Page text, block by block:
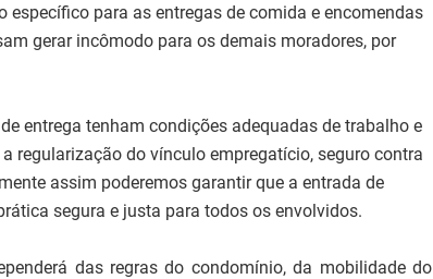
específico para as entregas de comida e encomendas
gerar incômodo para os demais moradores, por
entrega tenham condições adequadas de trabalho e
regularização do vínculo empregatício, seguro contra
assim poderemos garantir que a entrada de
segura e justa para todos os envolvidos.
das regras do condomínio, da mobilidade do